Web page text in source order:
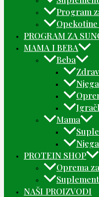
Program
PROGRAM ZA
MAMA I BEBA
Beba
Mama
PROTEIN SHOP
Oprema
NAŠI PROIZVODI